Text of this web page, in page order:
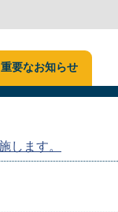
します。
重要なお知らせ